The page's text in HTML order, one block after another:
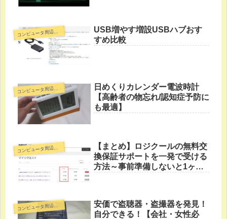
コ
ンピュータ周辺機器
USB増やす増設USBハブおす
すめ比較
コ
ンピュータ周辺機器
日めくりカレンダー電波時計
【高齢者の物忘れ/認知症予防に
も最適】
コ
ンピュータ周辺機器
【まとめ】ロジクールの無料交
換保証サポートを一発で受ける
方法～事前準備しないと1ヶ月
コ
ンピュータ周辺機器
安価で盗聴器・盗撮器を発見！
自分できる！【会社・女性必